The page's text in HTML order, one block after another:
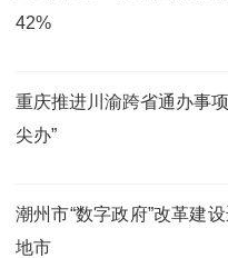
42%
重庆推进川渝跨省通办事
尖办”
潮州市“数字政府”改革建
地市